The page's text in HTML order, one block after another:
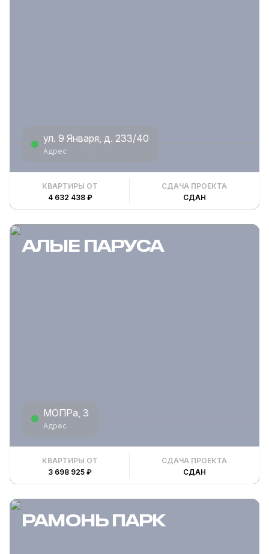
ул. 9 Января, д. 233/40
Адрес
КВАРТИРЫ ОТ
4 632 438 ₽
СДАЧА ПРОЕКТА
СДАН
АЛЫЕ ПАРУСА
МОПРа, 3
Адрес
КВАРТИРЫ ОТ
3 698 925 ₽
СДАЧА ПРОЕКТА
СДАН
РАМОНЬ ПАРК